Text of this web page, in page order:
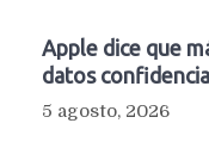
Apple dice que
datos
5 agosto, 2026